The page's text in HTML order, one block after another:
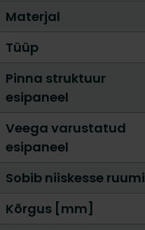
Materjal
Tüüp
Pinna struktuur
esipaneel
Veega varustatud
esipaneel
Sobib niiskesse ruumi
Kõrgus [mm]